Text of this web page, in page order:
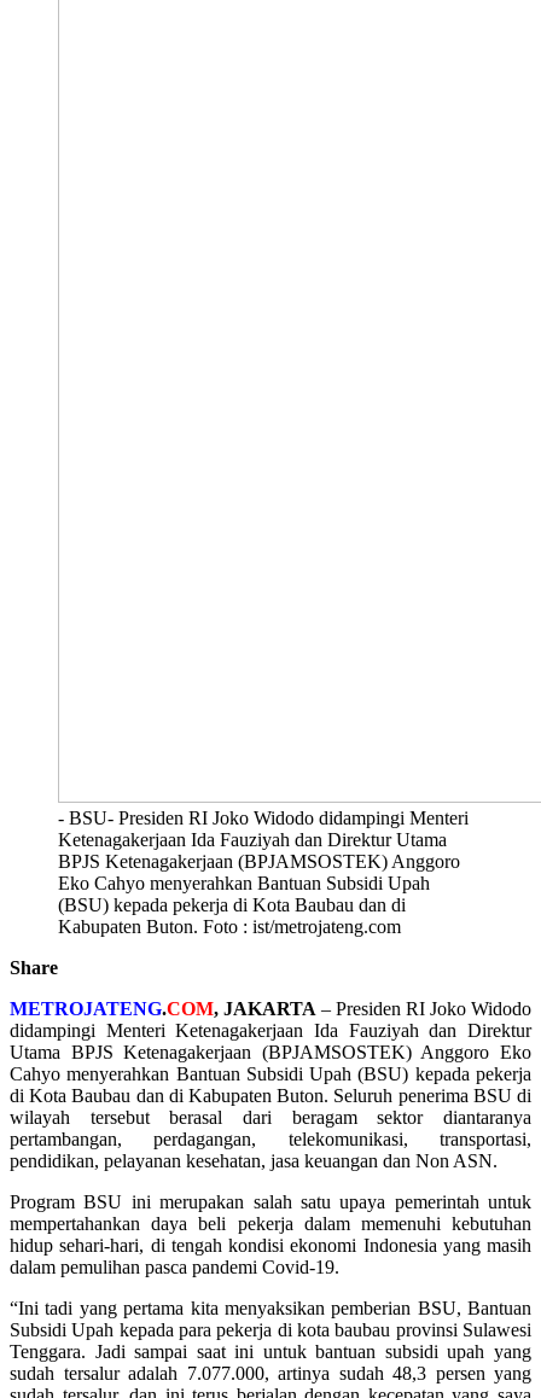
- BSU- Presiden RI Joko Widodo didampingi Menteri
Ketenagakerjaan Ida Fauziyah dan Direktur Utama
BPJS Ketenagakerjaan (BPJAMSOSTEK) Anggoro
Eko Cahyo menyerahkan Bantuan Subsidi Upah
(BSU) kepada pekerja di Kota Baubau dan di
Kabupaten Buton. Foto : ist/metrojateng.com
Share
METROJATENG.COM, JAKARTA – Presiden RI Joko Widodo
didampingi Menteri Ketenagakerjaan Ida Fauziyah dan Direktur
Utama BPJS Ketenagakerjaan (BPJAMSOSTEK) Anggoro Eko
Cahyo menyerahkan Bantuan Subsidi Upah (BSU) kepada pekerja
di Kota Baubau dan di Kabupaten Buton. Seluruh penerima BSU di
wilayah tersebut berasal dari beragam sektor diantaranya
pertambangan, perdagangan, telekomunikasi, transportasi,
pendidikan, pelayanan kesehatan, jasa keuangan dan Non ASN.
Program BSU ini merupakan salah satu upaya pemerintah untuk
mempertahankan daya beli pekerja dalam memenuhi kebutuhan
hidup sehari-hari, di tengah kondisi ekonomi Indonesia yang masih
dalam pemulihan pasca pandemi Covid-19.
“Ini tadi yang pertama kita menyaksikan pemberian BSU, Bantuan
Subsidi Upah kepada para pekerja di kota baubau provinsi Sulawesi
Tenggara. Jadi sampai saat ini untuk bantuan subsidi upah yang
sudah tersalur adalah 7.077.000, artinya sudah 48,3 persen yang